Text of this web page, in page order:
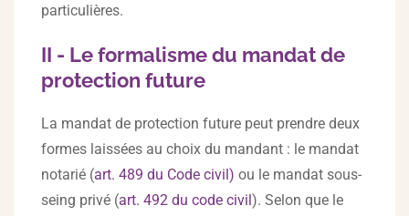
particulières.
II - Le formalisme du mandat de
protection future
La mandat de protection future peut prendre deux
formes laissées au choix du mandant : le mandat
notarié (art. 489 du Code civil) ou le mandat sous-
seing privé (art. 492 du code civil). Selon que le